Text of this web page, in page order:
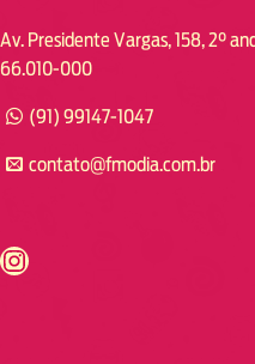
Av. Presidente Vargas, 158, 2°
66.010-000
(91) 99147-1047
contato@fmodia.com.br
https://www.instagram.com/fmodia.cabofrio/